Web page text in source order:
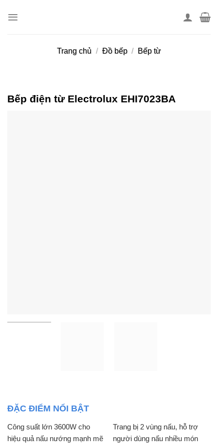
Trang chủ / Đồ bếp / Bếp từ
Bếp điện từ Electrolux EHI7023BA
ĐẶC ĐIỂM NỔI BẬT
Công suất lớn 3600W cho
hiệu quả nấu nướng mạnh mẽ
Trang bị 2 vùng nấu, hỗ trợ
người dùng nấu nhiều món